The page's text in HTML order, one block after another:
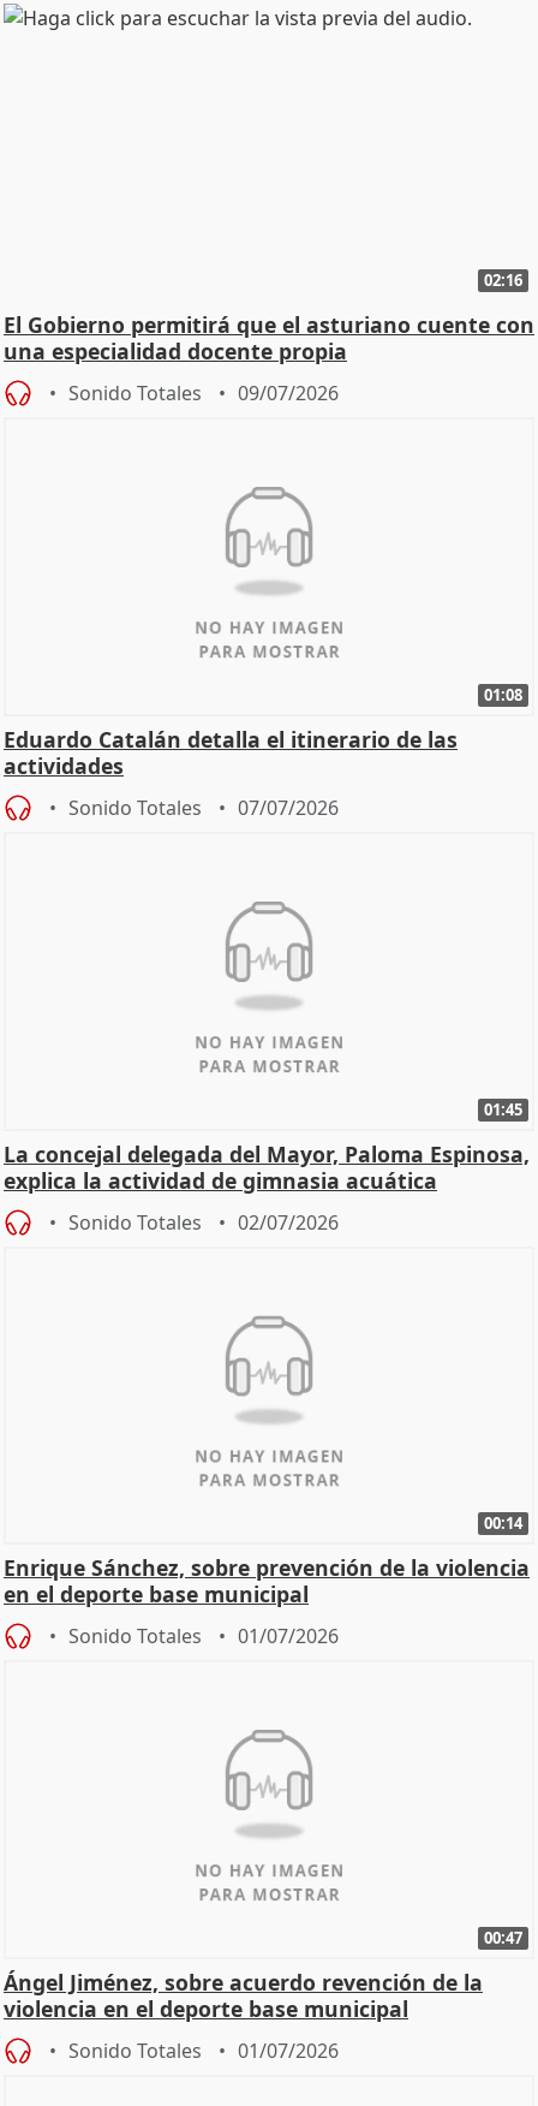
02:16
El Gobierno permitirá que el asturiano cuente con
una especialidad docente propia
Sonido Totales 09/07/2026
01:08
Eduardo Catalán detalla el itinerario de las
actividades
Sonido Totales 07/07/2026
01:45
La concejal delegada del Mayor, Paloma Espinosa,
explica la actividad de gimnasia acuática
Sonido Totales 02/07/2026
00:14
Enrique Sánchez, sobre prevención de la violencia
en el deporte base municipal
Sonido Totales 01/07/2026
00:47
Ángel Jiménez, sobre acuerdo revención de la
violencia en el deporte base municipal
Sonido Totales 01/07/2026